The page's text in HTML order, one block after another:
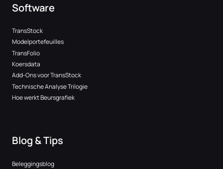
Software
TransStock
Modelportefeuilles
TransFolio
Koersdata
Add-Ons voor TransStock
Technische Analyse Trilogie
Hoe werkt Beursgrafiek
Blog & Tips
Beleggingsblog